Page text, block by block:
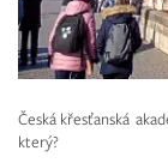
Česká křesťanská
který?